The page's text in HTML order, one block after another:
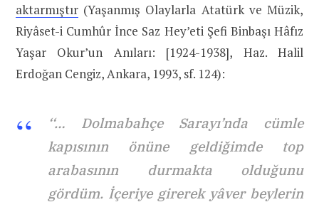
aktarmıştır (Yaşanmış Olaylarla Atatürk ve Müzik,
Riyâset-i Cumhûr İnce Saz Hey’eti Şefi Binbaşı Hâfız
Yaşar Okur’un Anıları: [1924-1938], Haz. Halil
Erdoğan Cengiz, Ankara, 1993, sf. 124):
‘‘… Dolmabahçe Sarayı’nda cümle
kapısının önüne geldiğimde top
arabasının durmakta olduğunu
gördüm. İçeriye girerek yâver beylerin